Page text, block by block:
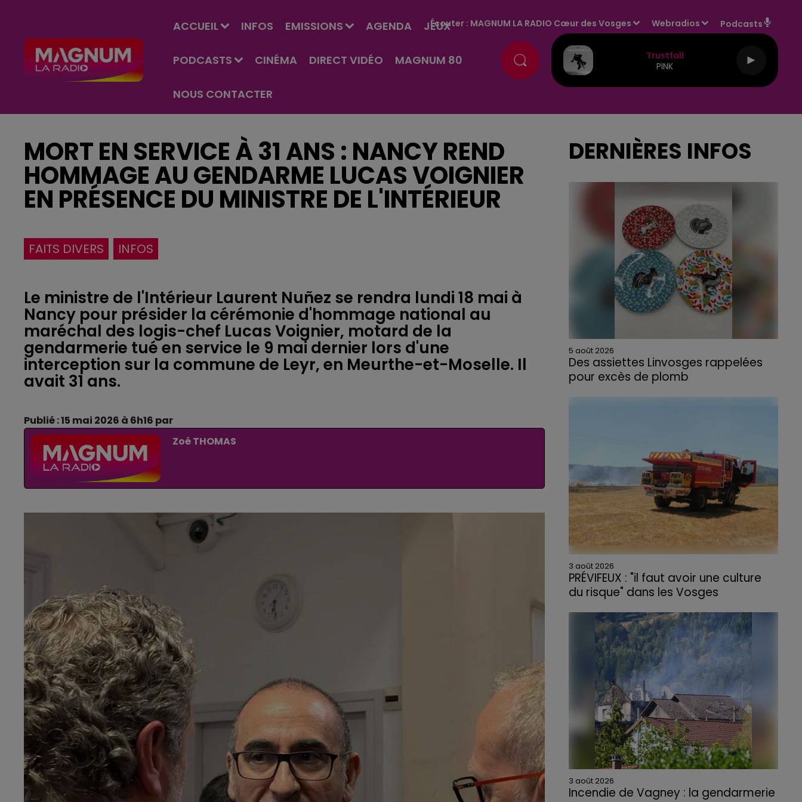
ACCUEIL INFOS EMISSIONS AGENDA JEUX
PODCASTS CINÉMA DIRECT VIDÉO MAGNUM 80
NOUS CONTACTER
Écouter : MAGNUM LA RADIO Cœur des Vosges Webradios Podcasts
Trustfall
PINK
MORT EN SERVICE À 31 ANS : NANCY REND
HOMMAGE AU GENDARME LUCAS VOIGNIER
EN PRÉSENCE DU MINISTRE DE L'INTÉRIEUR
FAITS DIVERS INFOS
Le ministre de l'Intérieur Laurent Nuñez se rendra lundi 18 mai à
Nancy pour présider la cérémonie d'hommage national au
maréchal des logis-chef Lucas Voignier, motard de la
gendarmerie tué en service le 9 mai dernier lors d'une
interception sur la commune de Leyr, en Meurthe-et-Moselle. Il
avait 31 ans.
Publié : 15 mai 2026 à 6h16 par
Zoé THOMAS
DERNIÈRES INFOS
5 août 2026
Des assiettes Linvosges rappelées
pour excès de plomb
3 août 2026
PRÉVIFEUX : "il faut avoir une culture
du risque" dans les Vosges
3 août 2026
Incendie de Vagney : la gendarmerie